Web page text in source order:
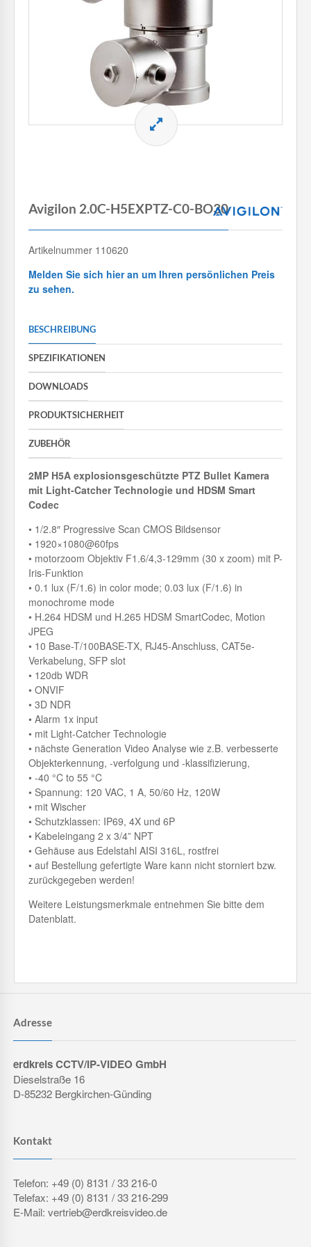
Avigilon 2.0C-H5EXPTZ-C0-BO30
Artikelnummer 110620
Melden Sie sich hier an um Ihren persönlichen Preis
zu sehen.
BESCHREIBUNG
SPEZIFIKATIONEN
DOWNLOADS
PRODUKTSICHERHEIT
ZUBEHÖR
2MP H5A explosionsgeschützte PTZ Bullet Kamera
mit Light-Catcher Technologie und HDSM Smart
Codec
• 1/2.8″ Progressive Scan CMOS Bildsensor
• 1920×1080@60fps
• motorzoom Objektiv F1.6/4,3-129mm (30 x zoom) mit P-
Iris-Funktion
• 0.1 lux (F/1.6) in color mode; 0.03 lux (F/1.6) in
monochrome mode
• H.264 HDSM und H.265 HDSM SmartCodec, Motion
JPEG
• 10 Base-T/100BASE-TX, RJ45-Anschluss, CAT5e-
Verkabelung, SFP slot
• 120db WDR
• ONVIF
• 3D NDR
• Alarm 1x input
• mit Light-Catcher Technologie
• nächste Generation Video Analyse wie z.B. verbesserte
Objekterkennung, -verfolgung und -klassifizierung,
• -40 °C to 55 °C
• Spannung: 120 VAC, 1 A, 50/60 Hz, 120W
• mit Wischer
• Schutzklassen: IP69, 4X und 6P
• Kabeleingang 2 x 3/4” NPT
• Gehäuse aus Edelstahl AISI 316L, rostfrei
• auf Bestellung gefertigte Ware kann nicht storniert bzw.
zurückgegeben werden!
Weitere Leistungsmerkmale entnehmen Sie bitte dem
Datenblatt.
Adresse
erdkreis CCTV/IP-VIDEO GmbH
Dieselstraße 16
D-85232 Bergkirchen-Günding
Kontakt
Telefon: +49 (0) 8131 / 33 216-0
Telefax: +49 (0) 8131 / 33 216-299
E-Mail: vertrieb@erdkreisvideo.de